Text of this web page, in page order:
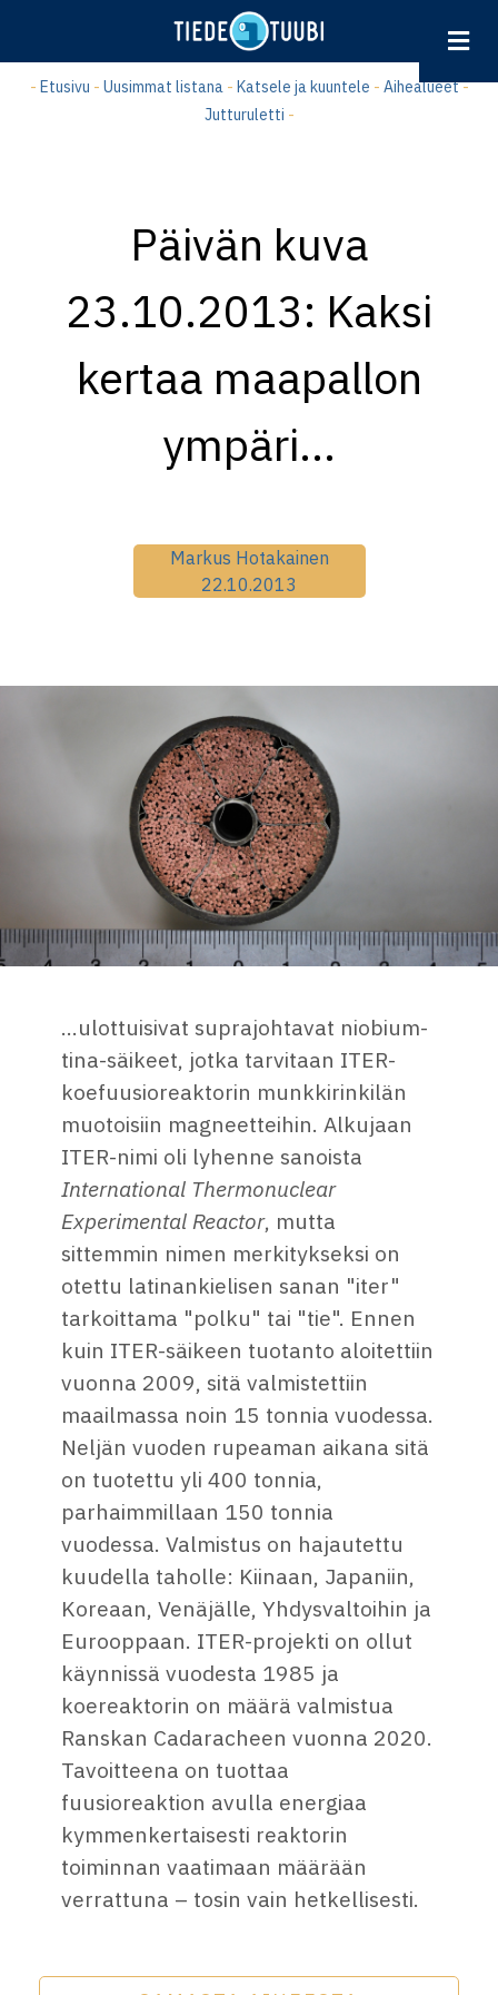
- Etusivu - Uusimmat listana- Katsele ja kuuntele - Aihealueet-
Jutturuletti -
Päivän kuva
23.10.2013: Kaksi
kertaa maapallon
ympäri...
Markus Hotakainen
22.10.2013
...ulottuisivat suprajohtavat niobium-
tina-säikeet, jotka tarvitaan ITER-
koefuusioreaktorin munkkirinkilän
muotoisiin magneetteihin. Alkujaan
ITER-nimi oli lyhenne sanoista
International Thermonuclear
Experimental Reactor, mutta
sittemmin nimen merkitykseksi on
otettu latinankielisen sanan "iter"
tarkoittama "polku" tai "tie". Ennen
kuin ITER-säikeen tuotanto aloitettiin
vuonna 2009, sitä valmistettiin
maailmassa noin 15 tonnia vuodessa.
Neljän vuoden rupeaman aikana sitä
on tuotettu yli 400 tonnia,
parhaimmillaan 150 tonnia
vuodessa. Valmistus on hajautettu
kuudella taholle: Kiinaan, Japaniin,
Koreaan, Venäjälle, Yhdysvaltoihin ja
Eurooppaan. ITER-projekti on ollut
käynnissä vuodesta 1985 ja
koereaktorin on määrä valmistua
Ranskan Cadaracheen vuonna 2020.
Tavoitteena on tuottaa
fuusioreaktion avulla energiaa
kymmenkertaisesti reaktorin
toiminnan vaatimaan määrään
verrattuna – tosin vain hetkellisesti.